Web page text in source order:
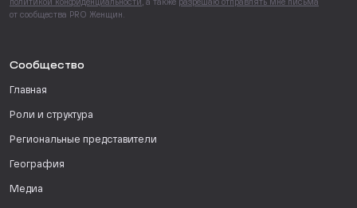
политикой конфиденциальности , а также разрешаю отправлять мне письма
от сообщества PRO Женщин.
Сообщество
Главная
Роли и структура
Региональные представители
География
Медиа